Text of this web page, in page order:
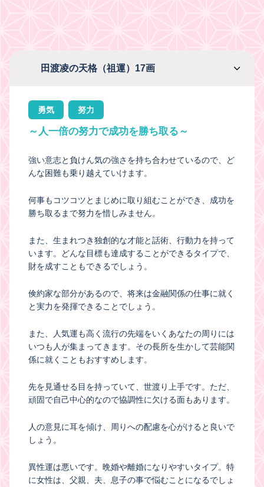
田渡凌の天格（祖運）17画
勇気 努力
～人一倍の努力で成功を勝ち取る～
強い意志と負けん気の強さを持ち合わせているので、ど
んな困難も乗り越えていけます。
何事もコツコツとまじめに取り組むことができ、成功を
勝ち取るまで努力を惜しみません。
また、生まれつき独創的な才能と話術、行動力を持って
います。どんな目標も達成することができるタイプで、
財を成すこともできるでしょう。
倹約家な部分があるので、将来は金融関係の仕事に就く
と実力を発揮できることでしょう。
また、人気運も高く流行の先端をいくあなたの周りには
いつも人が集まってきます。その長所を生かして芸能関
係に就くこともおすすめします。
先を見通せる目を持っていて、世渡り上手です。ただ、
頑固で自己中心的なので協調性に欠ける面もあります。
人の意見に耳を傾け、周りへの配慮を心がけると良いで
しょう。
異性運は悪いです。晩婚や離婚になりやすいタイプ。特
に女性は、父親、夫、息子の事で悩むことになるでしょ